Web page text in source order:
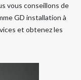
vous conseillons de
GD installation à
et obtenez les